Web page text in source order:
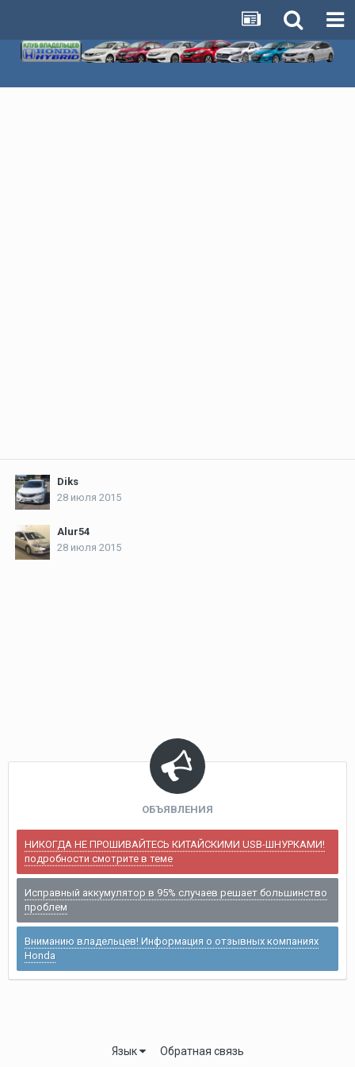
Diks
28 июля 2015
Alur54
28 июля 2015
ОБЪЯВЛЕНИЯ
НИКОГДА НЕ ПРОШИВАЙТЕСЬ КИТАЙСКИМИ USB-ШНУРКАМИ!
подробности смотрите в теме
Исправный аккумулятор в 95% случаев решает большинство
проблем
Вниманию владельцев! Информация о отзывных компаниях
Honda
Язык Обратная связь